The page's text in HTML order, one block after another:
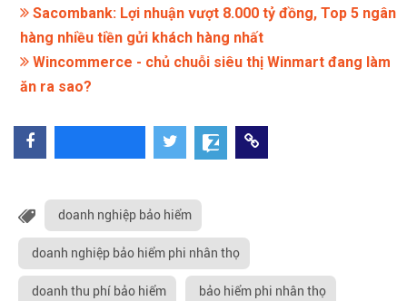
Sacombank: Lợi nhuận vượt 8.000 tỷ đồng, Top 5 ngân
hàng nhiều tiền gửi khách hàng nhất
Wincommerce - chủ chuỗi siêu thị Winmart đang làm
ăn ra sao?
doanh nghiệp bảo hiểm
doanh nghiệp bảo hiểm phi nhân thọ
doanh thu phí bảo hiểm bảo hiểm phi nhân thọ